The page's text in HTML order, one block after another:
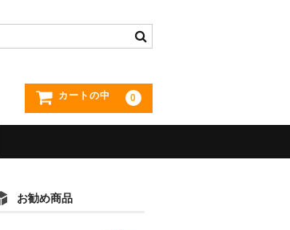
カートの中 0
お勧め商品